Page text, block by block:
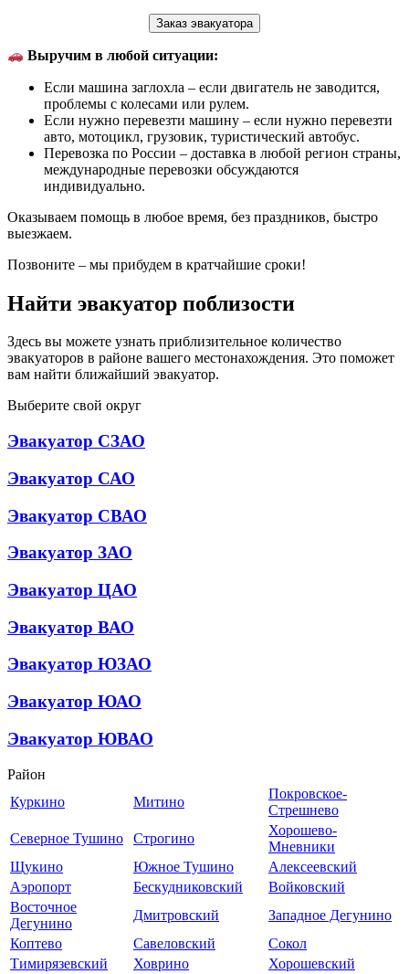
Заказ эвакуатора
Выручим в любой ситуации:
Если машина заглохла – если двигатель не заводится,
проблемы с колесами или рулем.
Если нужно перевезти машину – если нужно перевезти
авто, мотоцикл, грузовик, туристический автобус.
Перевозка по России – доставка в любой регион страны,
международные перевозки обсуждаются
индивидуально.
Оказываем помощь в любое время, без праздников, быстро
выезжаем.
Позвоните – мы прибудем в кратчайшие сроки!
Найти эвакуатор поблизости
Здесь вы можете узнать приблизительное количество
эвакуаторов в районе вашего местонахождения. Это поможет
вам найти ближайший эвакуатор.
Выберите свой округ
Эвакуатор СЗАО
Эвакуатор САО
Эвакуатор СВАО
Эвакуатор ЗАО
Эвакуатор ЦАО
Эвакуатор ВАО
Эвакуатор ЮЗАО
Эвакуатор ЮАО
Эвакуатор ЮВАО
Район
Куркино
Митино
Покровское-
Стрешнево
Северное Тушино
Строгино
Хорошево-
Мневники
Щукино
Южное Тушино
Алексеевский
Аэропорт
Бескудниковский
Войковский
Восточное
Дегунино
Дмитровский
Западное Дегунино
Коптево
Савеловский
Сокол
Тимирязевский
Ховрино
Хорошевский